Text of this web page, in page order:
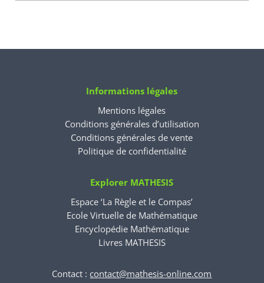
Informations légales
Mentions légales
Conditions générales d’utilisation
Conditions générales de vente
Politique de confidentialité
Explorer MATHESIS
Espace ‘La Règle et le Compas’
Ecole Virtuelle de Mathématique
Encyclopédie Mathématique
Livres MATHESIS
Contact : contact@mathesis-online.com